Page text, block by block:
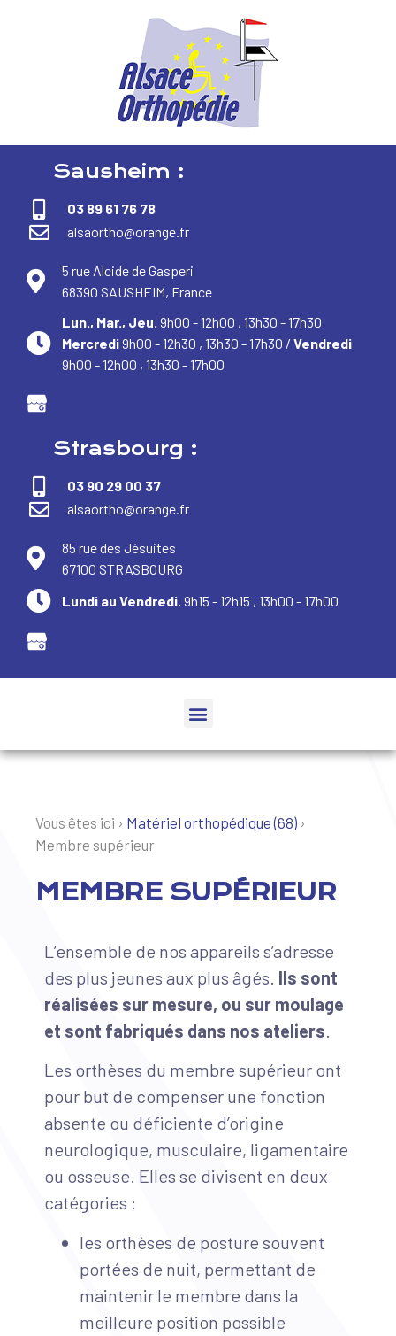
Sausheim :
03 89 61 76 78
alsaortho@orange.fr
5 rue Alcide de Gasperi
68390 SAUSHEIM, France
Lun., Mar., Jeu. 9h00 - 12h00 , 13h30 - 17h30
Mercredi9h00 - 12h30 , 13h30 - 17h30 / Vendredi
9h00 - 12h00 , 13h30 - 17h00
Strasbourg :
03 90 29 00 37
alsaortho@orange.fr
85 rue des Jésuites
67100 STRASBOURG
Lundi au Vendredi. 9h15 - 12h15 , 13h00 - 17h00
Vous êtes ici › Matériel orthopédique (68) ›
Membre supérieur
MEMBRE SUPÉRIEUR
L’ensemble de nos appareils s’adresse
des plus jeunes aux plus âgés. Ils sont
réalisées sur mesure, ou sur moulage
et sont fabriqués dans nos ateliers.
Les orthèses du membre supérieur ont
pour but de compenser une fonction
absente ou déficiente d’origine
neurologique, musculaire, ligamentaire
ou osseuse. Elles se divisent en deux
catégories :
les orthèses de posture souvent
portées de nuit, permettant de
maintenir le membre dans la
meilleure position possible